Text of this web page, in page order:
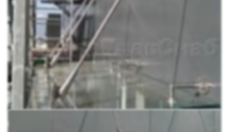
Закрепляем рутель на стекло
Затем надеваем наконечник на вант и крепим их на
настенные держатели
Крепим стекло на держатель к стене и фиксируем на
вантах
В комплект входит:
k658
k659
- 3 шт
- 4 шт